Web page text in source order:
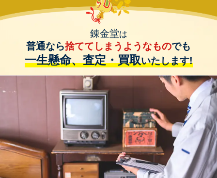
錬金堂は
普通なら捨ててしまうようなものでも
一生懸命、査定・買取いたします!